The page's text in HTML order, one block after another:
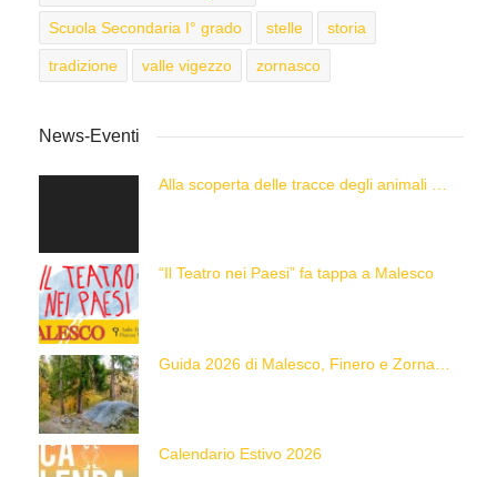
Scuola Secondaria I° grado stelle storia
tradizione valle vigezzo zornasco
News-Eventi
“Il Teatro nei Paesi” fa tappa a Malesco
Calendario Estivo 2026